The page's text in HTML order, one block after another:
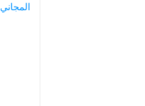
المجاني